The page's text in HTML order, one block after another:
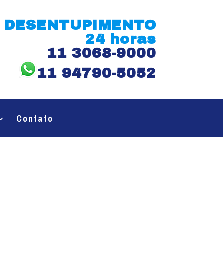
DESENTUPIMENTO
24 horas
11 3068-9000
11 94790-5052
Contato